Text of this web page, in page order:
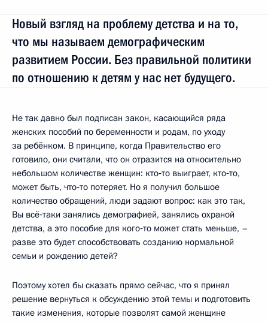
Новый взгляд на проблему детства и на то,
что мы называем демографическим
развитием России. Без правильной политики
по отношению к детям у нас нет будущего.
Не так давно был подписан закон, касающийся ряда
женских пособий по беременности и родам, по уходу
за ребёнком. В принципе, когда Правительство его
готовило, они считали, что он отразится на относительно
небольшом количестве женщин: кто‑то выиграет, кто‑то,
может быть, что‑то потеряет. Но я получил большое
количество обращений, люди задают вопрос: как это так,
Вы всё‑таки занялись демографией, занялись охраной
детства, а это пособие для кого‑то может стать меньше, –
разве это будет способствовать созданию нормальной
семьи и рождению детей?
Поэтому хотел бы сказать прямо сейчас, что я принял
решение вернуться к обсуждению этой темы и подготовить
такие изменения, которые позволят самой женщине